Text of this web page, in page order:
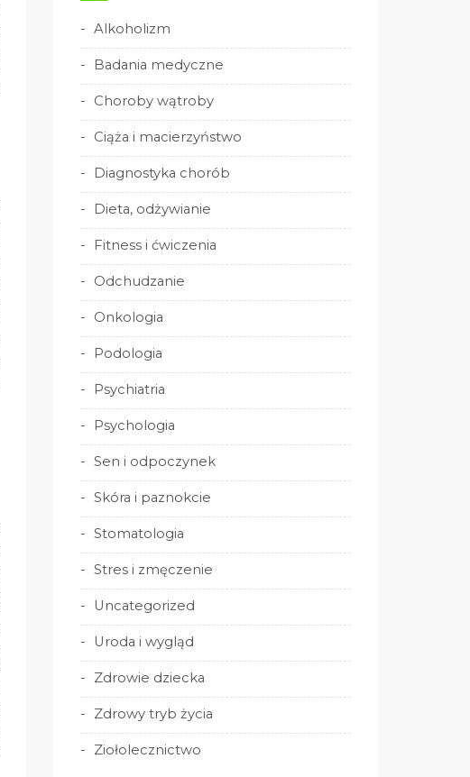
Alkoholizm
Badania medyczne
Choroby wątroby
Ciąża i macierzyństwo
Diagnostyka chorób
Dieta, odżywianie
Fitness i ćwiczenia
Odchudzanie
Onkologia
Podologia
Psychiatria
Psychologia
Sen i odpoczynek
Skóra i paznokcie
Stomatologia
Stres i zmęczenie
Uncategorized
Uroda i wygląd
Zdrowie dziecka
Zdrowy tryb życia
Ziołolecznictwo